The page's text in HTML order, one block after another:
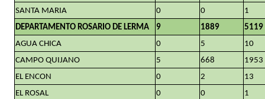
SANTA MARIA
0 0
1
DEPARTAMENTO ROSARIO DE LERMA
9 1889
5119
AGUA CHICA
0 5
10
CAMPO QUIJANO
5 668
1953
EL ENCON
0 2
13
EL ROSAL
0 0
1